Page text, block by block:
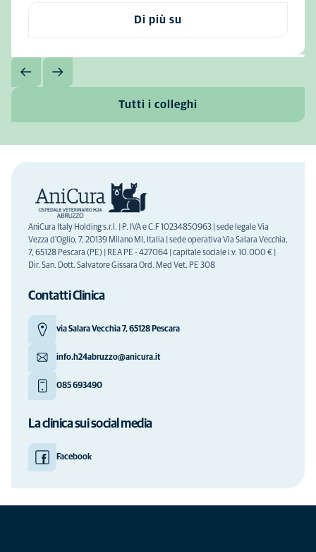
Di più su
Tutti i colleghi
AniCura Italy Holding s.r.l. | P. IVA e C.F 10234850963 | sede legale Via
Vezza d'Oglio, 7, 20139 Milano MI, Italia | sede operativa Via Salara Vecchia,
7, 65128 Pescara (PE) | REA PE - 427064 | capitale sociale i.v. 10.000 € |
Dir. San. Dott. Salvatore Gissara Ord. Med Vet. PE 308
Contatti Clinica
via Salara Vecchia 7, 65128 Pescara
info.h24abruzzo@anicura.it
085 693490
La clinica sui social media
Facebook